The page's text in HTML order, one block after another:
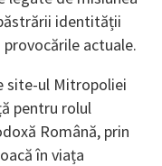
identității
actuale.
site-ul Mitropoliei
pentru rolul
Română, prin
în viața